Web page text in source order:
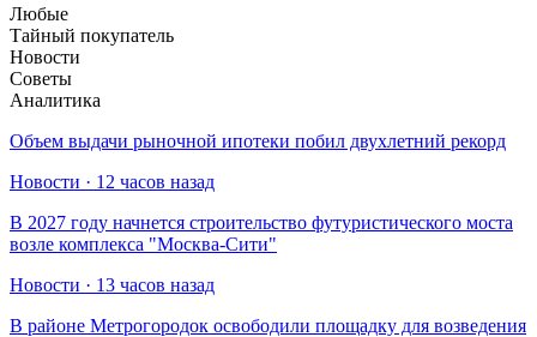
Любые
Тайный покупатель
Новости
Советы
Аналитика
Объем выдачи рыночной ипотеки побил двухлетний рекорд
Новости · 12 часов назад
В 2027 году начнется строительство футуристического моста
возле комплекса "Москва-Сити"
Новости · 13 часов назад
В районе Метрогородок освободили площадку для возведения